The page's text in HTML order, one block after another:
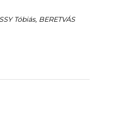
Tóbiás, BERETVÁS